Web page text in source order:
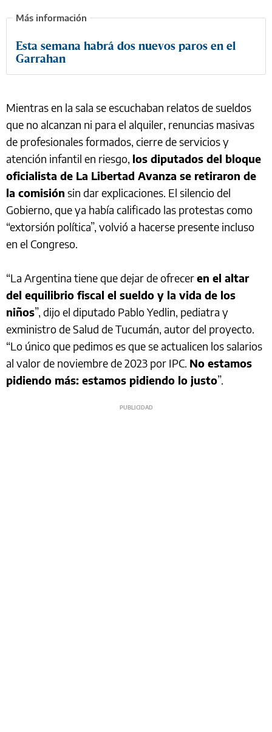
Esta semana habrá dos nuevos paros en el
Garrahan
Mientras en la sala se escuchaban relatos de sueldos
que no alcanzan ni para el alquiler, renuncias masivas
de profesionales formados, cierre de servicios y
atención infantil en riesgo, los diputados del bloque
oficialista de La Libertad Avanza se retiraron de
la comisión sin dar explicaciones. El silencio del
Gobierno, que ya había calificado las protestas como
“extorsión política”, volvió a hacerse presente incluso
en el Congreso.
“La Argentina tiene que dejar de ofreceren el altar
del equilibrio fiscal el sueldo y la vida de los
niños”, dijo el diputado Pablo Yedlin, pediatra y
exministro de Salud de Tucumán, autor del proyecto.
“Lo único que pedimos es que se actualicen los salarios
al valor de noviembre de 2023 por IPC. No estamos
pidiendo más: estamos pidiendo lo justo”.